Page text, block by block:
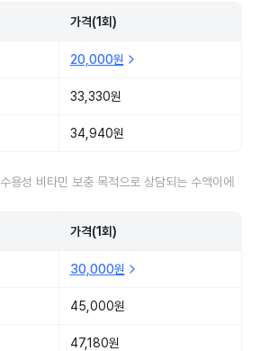
가격(1회)
20,000원
33,330원
34,940원
용성 비타민 보충 목적으로 상담되는 수액이에
가격(1회)
30,000원
45,000원
47,180원